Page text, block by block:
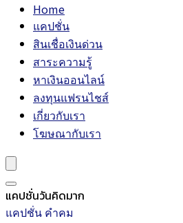
Home
แคปชั่น
สินเชื่อเงินด่วน
สาระความรู้
หาเงินออนไลน์
ลงทุนแฟรนไชส์
เกี่ยวกับเรา
โฆษณากับเรา
แคปชั่นวันคิดมาก
แคปชั่น คำคม